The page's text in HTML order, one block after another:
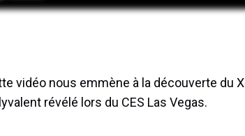
vidéo nous emmène à la découverte du
révélé lors du CES Las Vegas.